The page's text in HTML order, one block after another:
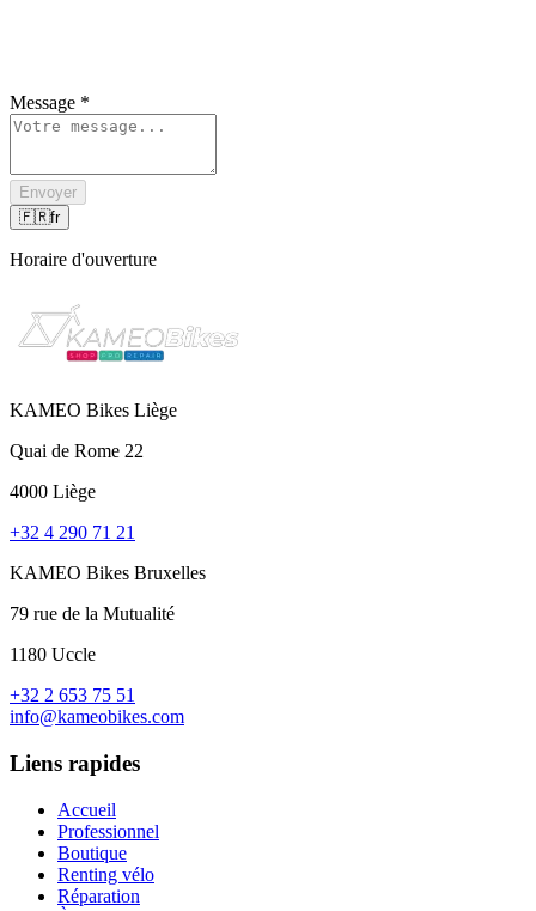
Message *
Envoyer
🇫🇷fr
Horaire d'ouverture
KAMEO Bikes Liège
Quai de Rome 22
4000 Liège
+32 4 290 71 21
KAMEO Bikes Bruxelles
79 rue de la Mutualité
1180 Uccle
+32 2 653 75 51
info@kameobikes.com
Liens rapides
Accueil
Professionnel
Boutique
Renting vélo
Réparation